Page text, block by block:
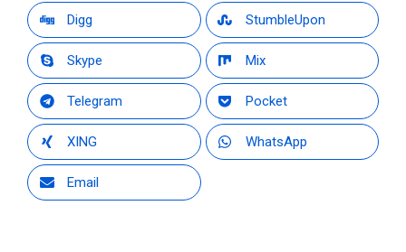
Digg StumbleUpon
Skype Mix
Telegram Pocket
XING WhatsApp
Email